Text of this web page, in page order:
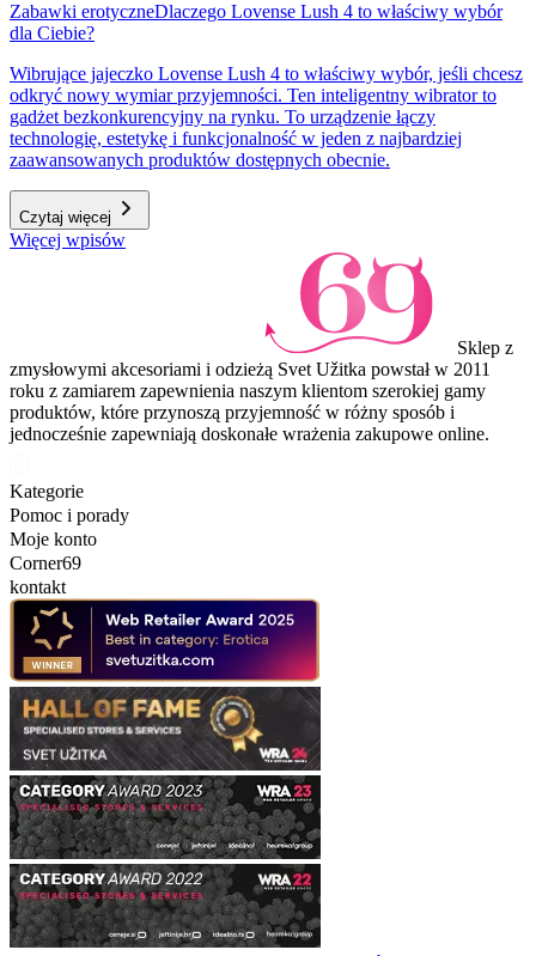
Zabawki erotyczneDlaczego Lovense Lush 4 to właściwy wybór
dla Ciebie?
Wibrujące jajeczko Lovense Lush 4 to właściwy wybór, jeśli chcesz
odkryć nowy wymiar przyjemności. Ten inteligentny wibrator to
gadżet bezkonkurencyjny na rynku. To urządzenie łączy
technologię, estetykę i funkcjonalność w jeden z najbardziej
zaawansowanych produktów dostępnych obecnie.
Czytaj więcej
Więcej wpisów
Sklep z
zmysłowymi akcesoriami i odzieżą Svet Užitka powstał w 2011
roku z zamiarem zapewnienia naszym klientom szerokiej gamy
produktów, które przynoszą przyjemność w różny sposób i
jednocześnie zapewniają doskonałe wrażenia zakupowe online.
Kategorie
Pomoc i porady
Moje konto
Corner69
kontakt